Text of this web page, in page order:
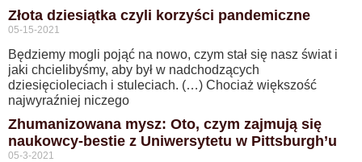
Złota dziesiątka czyli korzyści pandemiczne
05-15-2021
Będziemy mogli pojąć na nowo, czym stał się nasz świat i
jaki chcielibyśmy, aby był w nadchodzących
dziesięcioleciach i stuleciach. (…) Chociaż większość
najwyraźniej niczego
Zhumanizowana mysz: Oto, czym zajmują się
naukowcy-bestie z Uniwersytetu w Pittsburgh’u
05-3-2021